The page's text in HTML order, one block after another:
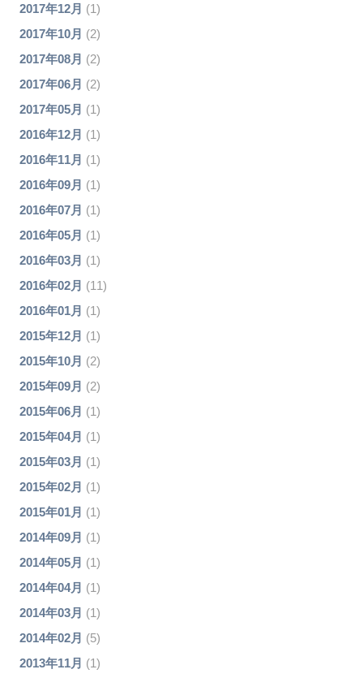
2017年12月 (1)
2017年10月 (2)
2017年08月 (2)
2017年06月 (2)
2017年05月 (1)
2016年12月 (1)
2016年11月 (1)
2016年09月 (1)
2016年07月 (1)
2016年05月 (1)
2016年03月 (1)
2016年02月 (11)
2016年01月 (1)
2015年12月 (1)
2015年10月 (2)
2015年09月 (2)
2015年06月 (1)
2015年04月 (1)
2015年03月 (1)
2015年02月 (1)
2015年01月 (1)
2014年09月 (1)
2014年05月 (1)
2014年04月 (1)
2014年03月 (1)
2014年02月 (5)
2013年11月 (1)